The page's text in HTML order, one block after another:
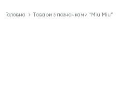
Головна Товари з позначками “Miu Miu”